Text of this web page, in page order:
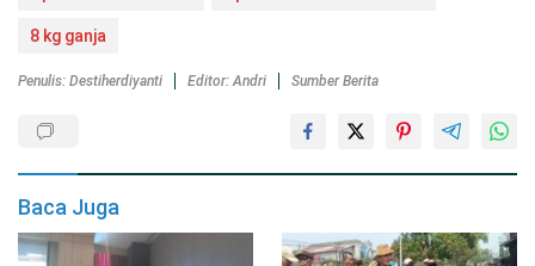
8 kg ganja
Penulis: Destiherdiyanti Editor: Andri Sumber Berita
Baca Juga